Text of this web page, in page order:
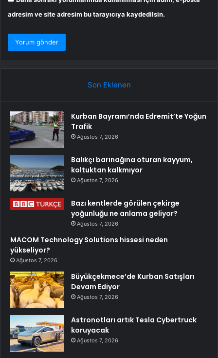
adresim ve site adresim bu tarayıcıya kaydedilsin.
Son Eklenen
Kurban Bayramı’nda Edremit’te Yoğun
Trafik
Ağustos 7, 2026
Balıkçı barınağına oturan kayyum,
koltuktan kalkmıyor
Ağustos 7, 2026
Bazı kentlerde görülen çekirge
yoğunluğu ne anlama geliyor?
Ağustos 7, 2026
MACOM Technology Solutions hissesi neden
yükseliyor?
Ağustos 7, 2026
Büyükçekmece’de Kurban Satışları
Devam Ediyor
Ağustos 7, 2026
Astronotları artık Tesla Cybertruck
koruyacak
Ağustos 7, 2026